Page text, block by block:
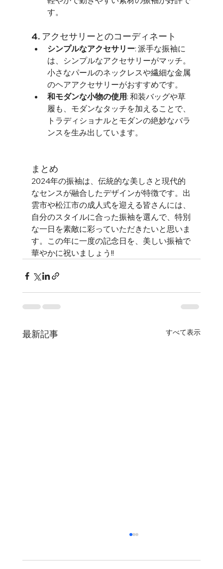
す。
4. アクセサリーとのコーディネート
シンプルなアクセサリー: 派手な振袖に
は、シンプルなアクセサリーがマッチ。
小さなパールのネックレスや繊細な金属
のヘアアクセサリーがおすすめです。
和モダンな小物の使用 : 和装バッグや草
履も、モダンなタッチを加えることで、
トラディショナルとモダンの絶妙なバラ
ンスを生み出しています。
まとめ
2024年の振袖は、伝統的な美しさと現代的
なセンスが融合したデザインが特徴です。出
雲市や松江市の成人式を迎える皆さんには、
自分のスタイルに合った振袖を選んで、特別
な一日を素敵に彩っていただきたいと思いま
す。この年に一度の記念日を、美しい振袖で
華やかに祝いましょう!!
最新記事 すべて表示